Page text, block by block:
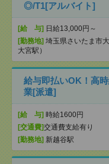
◎/T1[アルバイト]
[給 与] 日給13,000円～
[勤務地] 埼玉県さいたま市
大宮駅）
給与即払いOK！高
業[派遣]
[給 与] 時給1600円
[交通費]交通費支給有り
[勤務地] 新越谷駅